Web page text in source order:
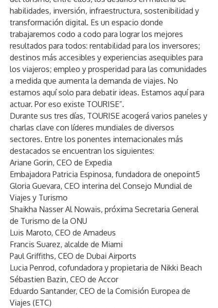
habilidades, inversión, infraestructura, sostenibilidad y
transformación digital. Es un espacio donde
trabajaremos codo a codo para lograr los mejores
resultados para todos: rentabilidad para los inversores;
destinos más accesibles y experiencias asequibles para
los viajeros; empleo y prosperidad para las comunidades
a medida que aumenta la demanda de viajes. No
estamos aquí solo para debatir ideas. Estamos aquí para
actuar. Por eso existe TOURISE”.
Durante sus tres días, TOURISE acogerá varios paneles y
charlas clave con líderes mundiales de diversos
sectores. Entre los ponentes internacionales más
destacados se encuentran los siguientes:
Ariane Gorin, CEO de Expedia
Embajadora Patricia Espinosa, fundadora de onepoint5
Gloria Guevara, CEO interina del Consejo Mundial de
Viajes y Turismo
Shaikha Nasser Al Nowais, próxima Secretaria General
de Turismo de la ONU
Luis Maroto, CEO de Amadeus
Francis Suarez, alcalde de Miami
Paul Griffiths, CEO de Dubai Airports
Lucia Penrod, cofundadora y propietaria de Nikki Beach
Sébastien Bazin, CEO de Accor
Eduardo Santander, CEO de la Comisión Europea de
Viajes (ETC)